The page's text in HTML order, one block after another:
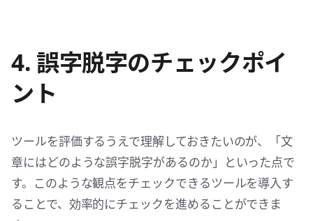
4. 誤字脱字のチェックポイ
ント
ツールを評価するうえで理解しておきたいのが、「文
章にはどのような誤字脱字があるのか」といった点で
す。このような観点をチェックできるツールを導入す
ることで、効率的にチェックを進めることができま